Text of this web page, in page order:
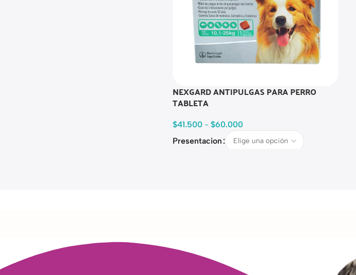
NEXGARD ANTIPULGAS PARA PERRO
TABLETA
$41.500 - $60.000
Presentacion